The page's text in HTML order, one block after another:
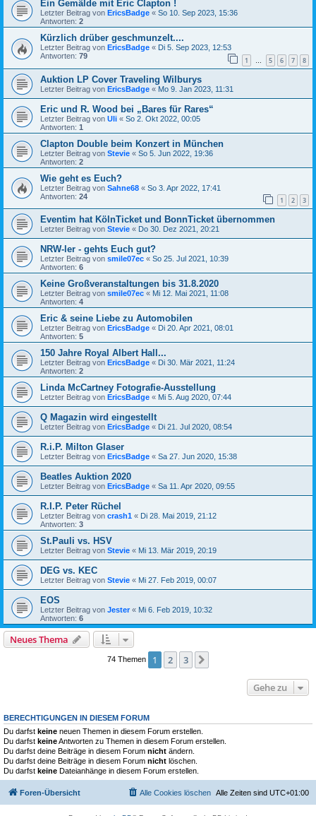
Ein Gemälde mit Eric Clapton !
Letzter Beitrag von EricsBadge « So 10. Sep 2023, 15:36
Antworten: 2
Kürzlich drüber geschmunzelt....
Letzter Beitrag von EricsBadge « Di 5. Sep 2023, 12:53
Antworten: 79 1 … 5 6 7 8
Auktion LP Cover Traveling Wilburys
Letzter Beitrag von EricsBadge « Mo 9. Jan 2023, 11:31
Eric und R. Wood bei „Bares für Rares“
Letzter Beitrag von Uli « So 2. Okt 2022, 00:05
Antworten: 1
Clapton Double beim Konzert in München
Letzter Beitrag von Stevie « So 5. Jun 2022, 19:36
Antworten: 2
Wie geht es Euch?
Letzter Beitrag von Sahne68 « So 3. Apr 2022, 17:41
Antworten: 24 1 2 3
Eventim hat KölnTicket und BonnTicket übernommen
Letzter Beitrag von Stevie « Do 30. Dez 2021, 20:21
NRW-ler - gehts Euch gut?
Letzter Beitrag von smile07ec « So 25. Jul 2021, 10:39
Antworten: 6
Keine Großveranstaltungen bis 31.8.2020
Letzter Beitrag von smile07ec « Mi 12. Mai 2021, 11:08
Antworten: 4
Eric & seine Liebe zu Automobilen
Letzter Beitrag von EricsBadge « Di 20. Apr 2021, 08:01
Antworten: 5
150 Jahre Royal Albert Hall...
Letzter Beitrag von EricsBadge « Di 30. Mär 2021, 11:24
Antworten: 2
Linda McCartney Fotografie-Ausstellung
Letzter Beitrag von EricsBadge « Mi 5. Aug 2020, 07:44
Q Magazin wird eingestellt
Letzter Beitrag von EricsBadge « Di 21. Jul 2020, 08:54
R.i.P. Milton Glaser
Letzter Beitrag von EricsBadge « Sa 27. Jun 2020, 15:38
Beatles Auktion 2020
Letzter Beitrag von EricsBadge « Sa 11. Apr 2020, 09:55
R.I.P. Peter Rüchel
Letzter Beitrag von crash1 « Di 28. Mai 2019, 21:12
Antworten: 3
St.Pauli vs. HSV
Letzter Beitrag von Stevie « Mi 13. Mär 2019, 20:19
DEG vs. KEC
Letzter Beitrag von Stevie « Mi 27. Feb 2019, 00:07
EOS
Letzter Beitrag von Jester « Mi 6. Feb 2019, 10:32
Antworten: 6
Neues Thema
74 Themen 1 2 3
Gehe zu
BERECHTIGUNGEN IN DIESEM FORUM
Du darfst keine neuen Themen in diesem Forum erstellen.
Du darfst keineAntworten zu Themen in diesem Forum erstellen.
Du darfst deine Beiträge in diesem Forum nicht ändern.
Du darfst deine Beiträge in diesem Forum nicht löschen.
Du darfst keine Dateianhänge in diesem Forum erstellen.
Foren-Übersicht Alle Zeiten sind UTC+01:00
Alle Cookies löschen